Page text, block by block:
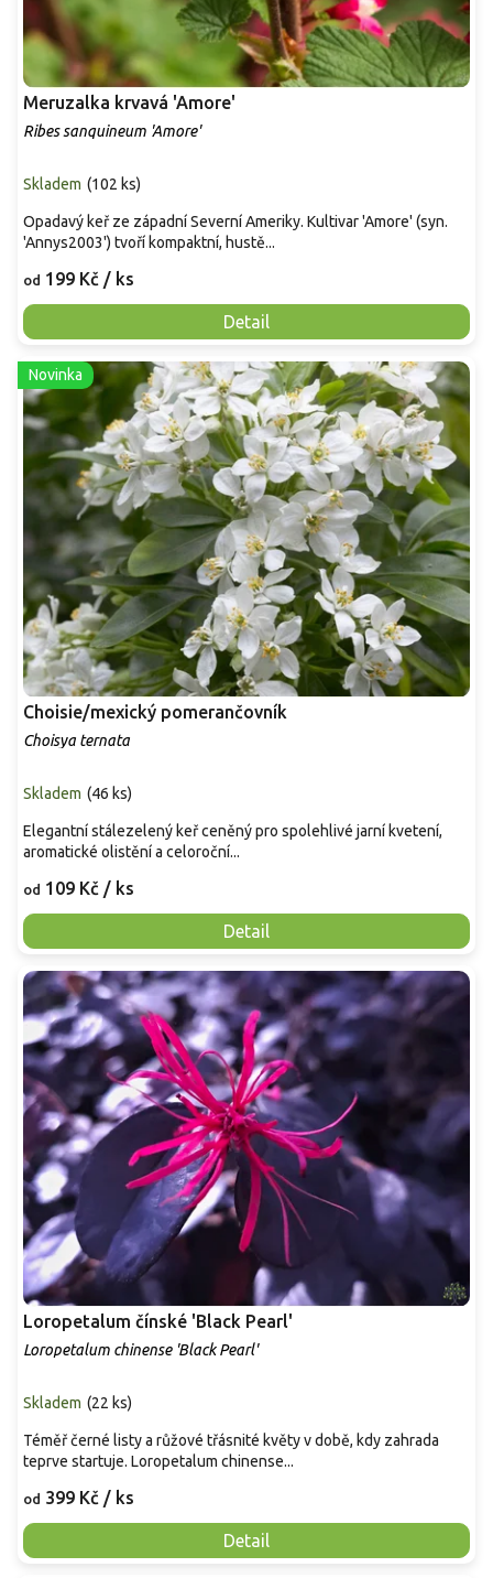
Meruzalka krvavá 'Amore'
Ribes sanquineum 'Amore'
Skladem (102 ks)
od 199 Kč / ks
Detail
Opadavý keř ze západní Severní Ameriky. Kultivar 'Amore' (syn.
'Annys2003') tvoří kompaktní, hustě...
Novinka
Choisie/mexický pomerančovník
Choisya ternata
Skladem (46 ks)
od 109 Kč / ks
Detail
Elegantní stálezelený keř ceněný pro spolehlivé jarní kvetení,
aromatické olistění a celoroční...
Loropetalum čínské 'Black Pearl'
Loropetalum chinense 'Black Pearl'
Skladem (22 ks)
od 399 Kč / ks
Detail
Téměř černé listy a růžové třásnité květy v době, kdy zahrada
teprve startuje. Loropetalum chinense...